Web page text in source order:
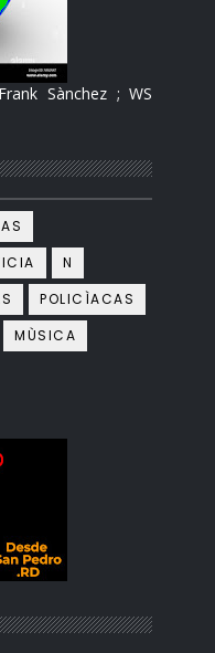
Sànchez ; WS
N
POLICÌACAS
MÙSICA